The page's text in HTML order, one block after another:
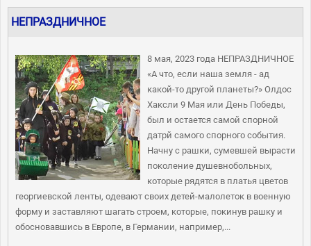
НЕПРАЗДНИЧНОЕ
8 мая, 2023 года НЕПРАЗДНИЧНОЕ
«А что, если наша земля - ад
какой-то другой планеты?» Олдос
Хаксли 9 Мая или День Победы,
был и остается самой спорной
датрй самого спорного события.
Начну с рашки, сумевшей вырасти
поколение душевнобольных,
которые рядятся в платья цветов
георгиевской ленты, одевают своих детей-малолеток в военную
форму и заставляют шагать строем, которые, покинув рашку и
обосновавшись в Европе, в Германии, например,...